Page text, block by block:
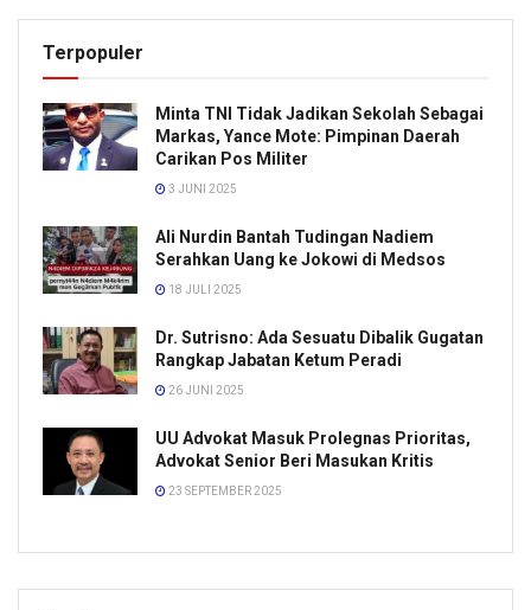
Terpopuler
Minta TNI Tidak Jadikan Sekolah Sebagai
Markas, Yance Mote: Pimpinan Daerah
Carikan Pos Militer
3 JUNI 2025
Ali Nurdin Bantah Tudingan Nadiem
Serahkan Uang ke Jokowi di Medsos
18 JULI 2025
Dr. Sutrisno: Ada Sesuatu Dibalik Gugatan
Rangkap Jabatan Ketum Peradi
26 JUNI 2025
UU Advokat Masuk Prolegnas Prioritas,
Advokat Senior Beri Masukan Kritis
23 SEPTEMBER 2025